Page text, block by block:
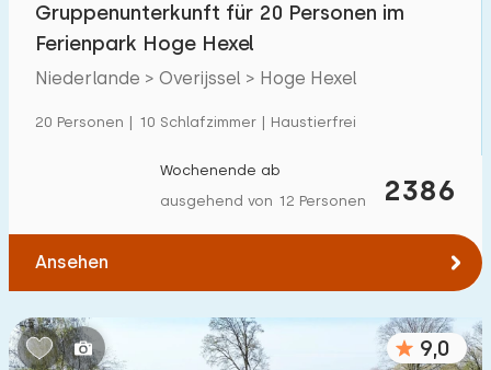
Gruppenunterkunft für 20 Personen im
Ferienpark Hoge Hexel
Niederlande > Overijssel > Hoge Hexel
20 Personen | 10 Schlafzimmer | Haustierfrei
2386
Wochenende ab
ausgehend von 12 Personen
Ansehen
9,0